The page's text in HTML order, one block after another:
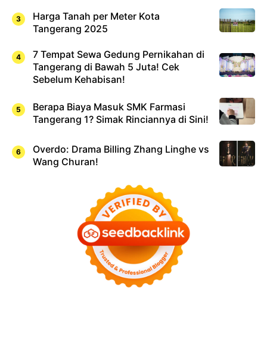
Harga Tanah per Meter Kota
Tangerang 2025
7 Tempat Sewa Gedung Pernikahan di
Tangerang di Bawah 5 Juta! Cek
Sebelum Kehabisan!
Berapa Biaya Masuk SMK Farmasi
Tangerang 1? Simak Rinciannya di Sini!
Overdo: Drama Billing Zhang Linghe vs
Wang Churan!